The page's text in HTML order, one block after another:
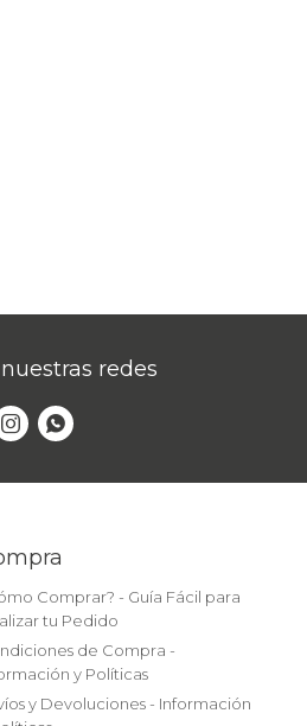
redes
 
Comprar? - Guía Fácil para
tu Pedido
de Compra -
y Políticas
y Devoluciones - Información